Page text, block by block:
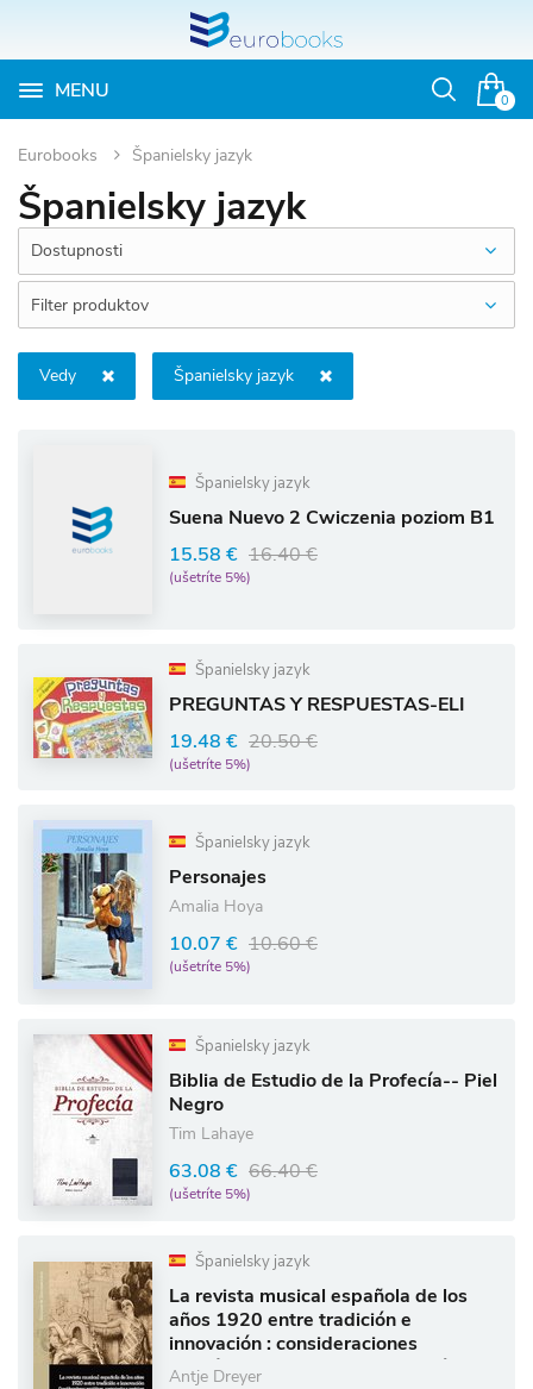
0
MENU
Otvoriť
Eurobooks Španielsky jazyk
Španielsky jazyk
Dostupnosti
Filter produktov
Vedy Španielsky jazyk
Španielsky jazyk
Suena Nuevo 2 Cwiczenia poziom B1
15.58 € 16.40 €
(ušetríte 5%)
Španielsky jazyk
PREGUNTAS Y RESPUESTAS-ELI
19.48 € 20.50 €
(ušetríte 5%)
Španielsky jazyk
Personajes
Amalia Hoya
10.07 € 10.60 €
(ušetríte 5%)
Španielsky jazyk
Biblia de Estudio de la Profecía-- Piel
Negro
Tim Lahaye
63.08 € 66.40 €
(ušetríte 5%)
Španielsky jazyk
La revista musical española de los
años 1920 entre tradición e
innovación : consideraciones
semióticas, contextuales y genéricas
Antje Dreyer